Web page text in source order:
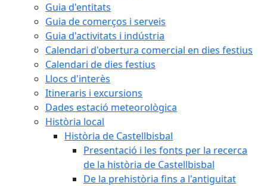
Guia d'entitats
Guia de comerços i serveis
Guia d'activitats i indústria
Calendari d'obertura comercial en dies festius
Calendari de dies festius
Llocs d'interès
Itineraris i excursions
Dades estació meteorològica
Història local
Història de Castellbisbal
Presentació i les fonts per la recerca
de la història de Castellbisbal
De la prehistòria fins a l'antiguitat